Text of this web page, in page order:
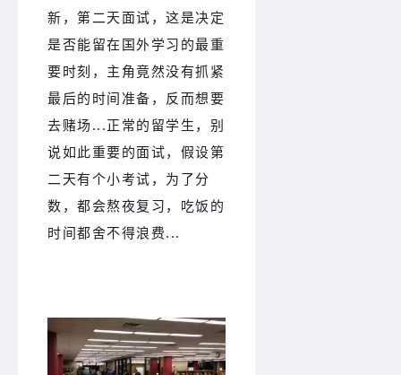
新，第二天面试，这是决定
是否能留在国外学习的最重
要时刻，主角竟然没有抓紧
最后的时间准备，反而想要
去赌场...正常的留学生，别
说如此重要的面试，假设第
二天有个小考试，为了分
数，都会熬夜复习，吃饭的
时间都舍不得浪费...